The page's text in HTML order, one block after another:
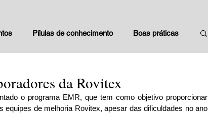
Pílulas de conhecimento Boas práticas
da Rovitex
o programa EMR, que tem como objetivo proporcionar
equipes de melhoria Rovitex, apesar das dificuldades no ano